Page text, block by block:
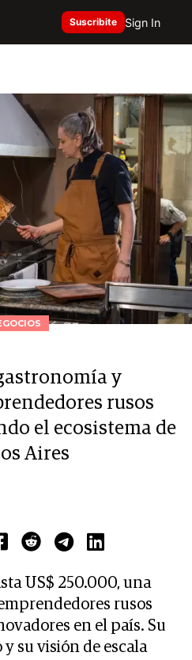
Suscribite Sign In
y
rusos
el ecosistema de
Aires
US$ 250.000, una
rusos
en el país. Su
su visión de escala